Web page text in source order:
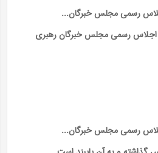
رسمی مجلس خبرگان...
رسمی مجلس خبرگان...